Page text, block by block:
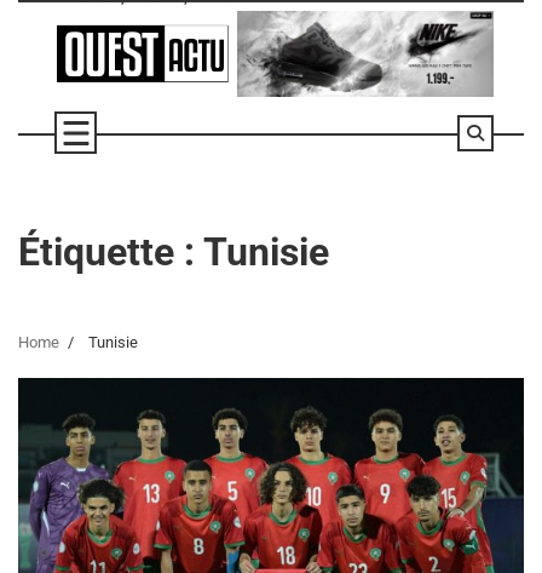
Étiquette : Tunisie
Home Tunisie